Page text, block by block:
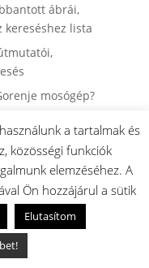
ábrái,
lista
mosógép?
és Mora
– így
(Könnyen
a tartalmak és
közösségi funkciók
elemzéséhez. A
Ön hozzájárul a sütik
Elutasítom